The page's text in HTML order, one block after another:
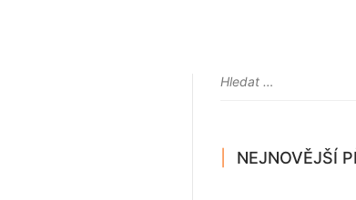
NEJNOVĚJŠÍ